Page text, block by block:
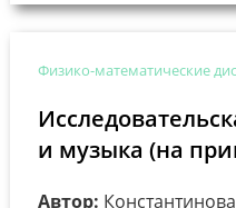
Физико-математические
и музыка (на
Автор: